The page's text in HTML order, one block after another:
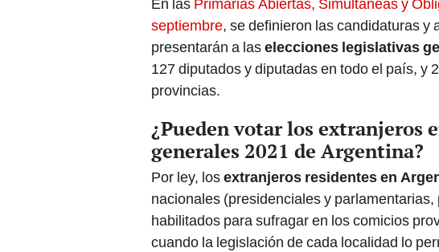
En las Primarias Abiertas, Simultáneas y
septiembre, se definieron las candidaturas y
presentarán a laselecciones legislativas
127 diputados y diputadas en todo el país, y
provincias.
¿Pueden votar los extranjeros
generales 2021 de Argentina?
Por ley, losextranjeros residentes en
nacionales (presidenciales y
habilitados para sufragar en los comicios
cuando la legislación de cada localidad lo